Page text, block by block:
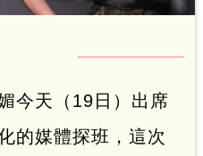
今天（19日）出席
的媒體探班，這次